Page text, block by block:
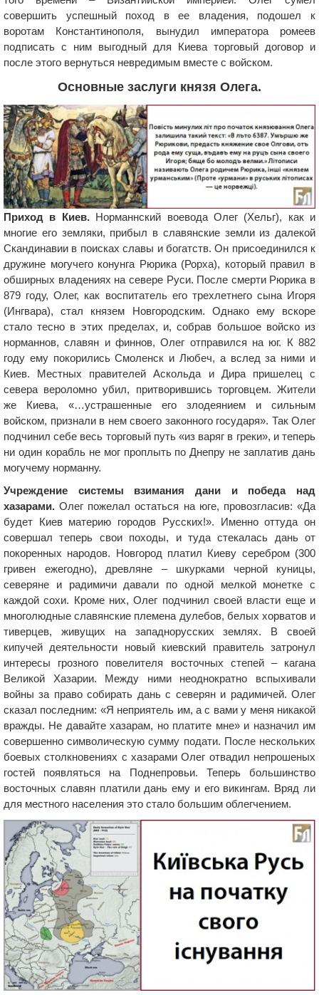
совершить успешный поход в ее владения, подошел к
воротам Константинополя, вынудил императора ромеев
подписать с ним выгодный для Киева торговый договор и
после этого вернуться невредимым вместе с войском.
Основные заслуги князя Олега.
Приход в Киев.Норманнский воевода Олег (Хельг), как и
многие его земляки, прибыл в славянские земли из далекой
Скандинавии в поисках славы и богатств. Он присоединился к
дружине могучего конунга Рюрика (Рорха), который правил в
обширных владениях на севере Руси. После смерти Рюрика в
879 году, Олег, как воспитатель его трехлетнего сына Игоря
(Ингвара), стал князем Новгородским. Однако ему вскоре
стало тесно в этих пределах, и, собрав большое войско из
норманнов, славян и финнов, Олег отправился на юг. К 882
году ему покорились Смоленск и Любеч, а вслед за ними и
Киев. Местных правителей Аскольда и Дира пришелец с
севера вероломно убил, притворившись торговцем. Жители
же Киева, «…устрашенные его злодеянием и сильным
войском, признали в нем своего законного государя». Так Олег
подчинил себе весь торговый путь «из варяг в греки», и теперь
ни один корабль не мог проплыть по Днепру не заплатив дань
могучему норманну.
Учреждение системы взимания дани и победа над
хазарами. Олег пожелал остаться на юге, провозгласив: «Да
будет Киев материю городов Русских!». Именно оттуда он
совершал теперь свои походы, и туда стекалась дань от
покоренных народов. Новгород платил Киеву серебром (300
гривен ежегодно), древляне – шкурками черной куницы,
северяне и радимичи давали по одной мелкой монетке с
каждой сохи. Кроме них, Олег подчинил своей власти еще и
многолюдные славянские племена дулебов, белых хорватов и
тиверцев, живущих на западнорусских землях. В своей
кипучей деятельности новый киевский правитель затронул
интересы грозного повелителя восточных степей – кагана
Великой Хазарии. Между ними неоднократно вспыхивали
войны за право собирать дань с северян и радимичей. Олег
сказал последним: «Я неприятель им, а с вами у меня никакой
вражды. Не давайте хазарам, но платите мне» и назначил им
совершенно символическую сумму подати. После нескольких
боевых столкновениях с хазарами Олег отвадил непрошеных
гостей появляться на Поднепровьи. Теперь большинство
восточных славян платили дань ему и его викингам. Вряд ли
для местного населения это стало большим облегчением.